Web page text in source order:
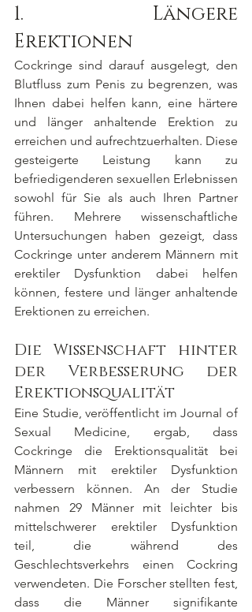
1.		Längere
Erektionen
Cockringe sind darauf ausgelegt, den
Blutfluss zum Penis zu begrenzen, was
Ihnen dabei helfen kann, eine härtere
und länger anhaltende Erektion zu
erreichen und aufrechtzuerhalten. Diese
gesteigerte Leistung kann zu
befriedigenderen sexuellen Erlebnissen
sowohl für Sie als auch Ihren Partner
führen. Mehrere wissenschaftliche
Untersuchungen haben gezeigt, dass
Cockringe unter anderem Männern mit
erektiler Dysfunktion dabei helfen
können, festere und länger anhaltende
Erektionen zu erreichen.
Die Wissenschaft hinter
der Verbesserung der
Erektionsqualität
Eine Studie, veröffentlicht im Journal of
Sexual Medicine, ergab, dass
Cockringe die Erektionsqualität bei
Männern mit erektiler Dysfunktion
verbessern können. An der Studie
nahmen 29 Männer mit leichter bis
mittelschwerer erektiler Dysfunktion
teil, die während des
Geschlechtsverkehrs einen Cockring
verwendeten. Die Forscher stellten fest,
dass die Männer signifikante